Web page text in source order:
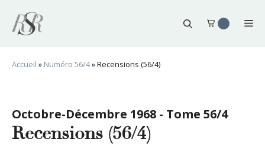
contenu
Accueil » Numéro 56/4»Recensions (56/4)
Octobre-Décembre 1968 - Tome 56/4
Recensions (56/4)